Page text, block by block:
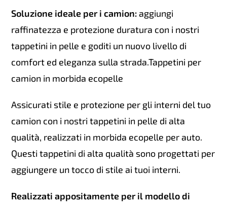
Soluzione ideale per i camion: aggiungi
raffinatezza e protezione duratura con i nostri
tappetini in pelle e goditi un nuovo livello di
comfort ed eleganza sulla strada.Tappetini per
camion in morbida ecopelle
Assicurati stile e protezione per gli interni del tuo
camion con i nostri tappetini in pelle di alta
qualità, realizzati in morbida ecopelle per auto.
Questi tappetini di alta qualità sono progettati per
aggiungere un tocco di stile ai tuoi interni.
Realizzati appositamente per il modello di